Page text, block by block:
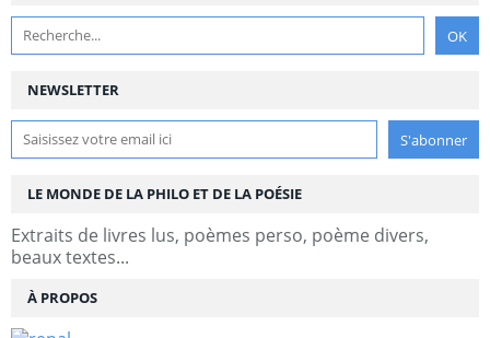
NEWSLETTER
LE MONDE DE LA PHILO ET DE LA POÉSIE
Extraits de livres lus, poèmes perso, poème divers,
beaux textes...
À PROPOS